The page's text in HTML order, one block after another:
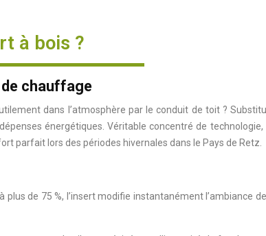
à bois ?
chauffage
dans l’atmosphère par le conduit de toit ?
énergétiques. Véritable concentré de technologie,
parfait lors des périodes hivernales dans le Pays de Retz.
plus de 75 %, l’insert modifie instantanément l’ambiance